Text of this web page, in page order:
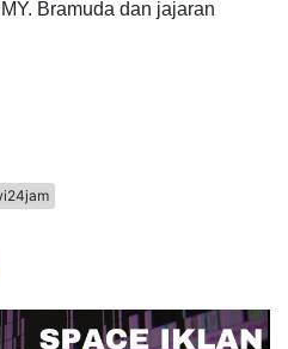
Bramuda dan jajaran